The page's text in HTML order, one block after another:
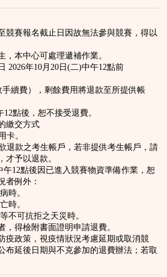
競賽報名截止日因故無法參與競賽，得以
本中心可處理遞補作業。
2026年10月20日(二)中午12點前
手續費），剩餘費用將退款至所提供帳
點後，恕不接受退費。
繳交方式
卡。
退款之考生帳戶，若非提供考生帳戶，請
才予以退款。
午12點後因已進入競賽物資準備作業，恕
者例外：
時。
時。
不可抗拒之天災時。
，得檢附書面證明申請退費。
疫政策，視疫情狀況考慮延期或取消競
布延後日期與不克參加的退費辦法；若取